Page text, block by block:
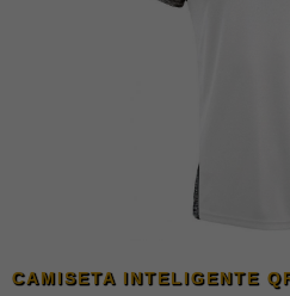
CAMISETA INTELIGENTE